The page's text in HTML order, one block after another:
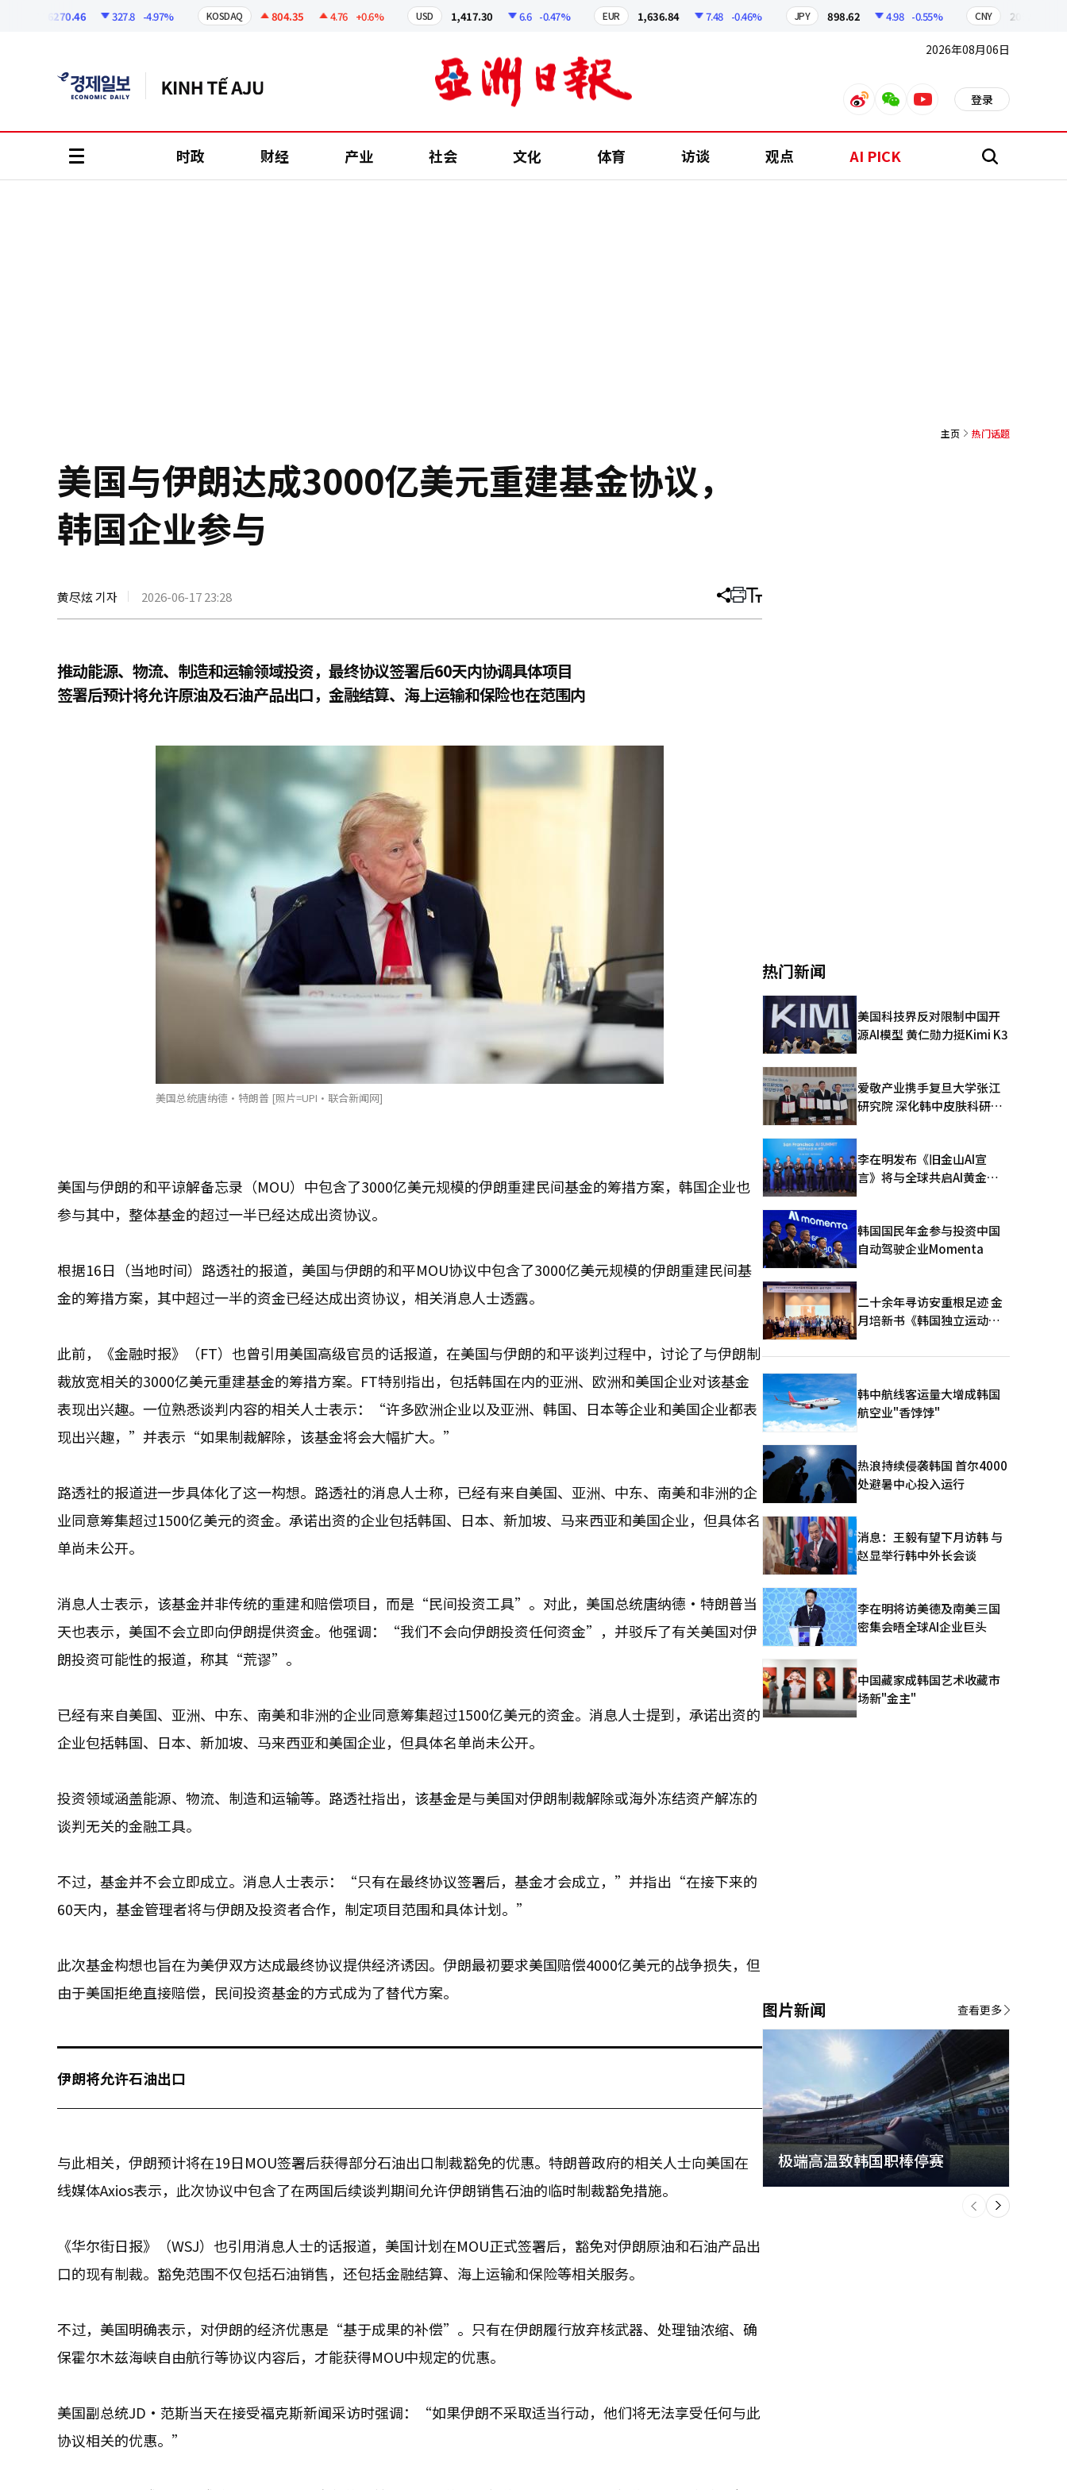
6270.46 327.8 -4.97% KOSDAQ 804.35 4.76 +0.6% USD 1,417.30 6.6 -0.47% EUR 1,636.84 7.48 -0.46% JPY 898.62 4.98 -0.55% CNY 209.98
2026年08月06日
weiboweixinyoutube 登录
时政 财经 产业 社会 文化 体育 访谈 观点 AI PICK 搜
主页 热门话题
美国与伊朗达成3000亿美元重建基金协议，
韩国企业参与
黄尽炫 기자 2026-06-17 23:28 分
文
打 调
大
推动能源、物流、制造和运输领域投资，最终协议签署后60天内协调具体项目
签署后预计将允许原油及石油产品出口，金融结算、海上运输和保险也在范围内
美国总统唐纳德·特朗普 [照片=UPI·联合新闻网]
美国与伊朗的和平谅解备忘录（MOU）中包含了3000亿美元规模的伊朗重建民间基金的筹措方案，韩国企业也
参与其中，整体基金的超过一半已经达成出资协议。
根据16日（当地时间）路透社的报道，美国与伊朗的和平MOU协议中包含了3000亿美元规模的伊朗重建民间基
金的筹措方案，其中超过一半的资金已经达成出资协议，相关消息人士透露。
此前，《金融时报》（FT）也曾引用美国高级官员的话报道，在美国与伊朗的和平谈判过程中，讨论了与伊朗制
裁放宽相关的3000亿美元重建基金的筹措方案。FT特别指出，包括韩国在内的亚洲、欧洲和美国企业对该基金
表现出兴趣。一位熟悉谈判内容的相关人士表示：“许多欧洲企业以及亚洲、韩国、日本等企业和美国企业都表
现出兴趣，”并表示“如果制裁解除，该基金将会大幅扩大。”
路透社的报道进一步具体化了这一构想。路透社的消息人士称，已经有来自美国、亚洲、中东、南美和非洲的企
业同意筹集超过1500亿美元的资金。承诺出资的企业包括韩国、日本、新加坡、马来西亚和美国企业，但具体名
单尚未公开。
消息人士表示，该基金并非传统的重建和赔偿项目，而是“民间投资工具”。对此，美国总统唐纳德·特朗普当
天也表示，美国不会立即向伊朗提供资金。他强调：“我们不会向伊朗投资任何资金”，并驳斥了有关美国对伊
朗投资可能性的报道，称其“荒谬”。
已经有来自美国、亚洲、中东、南美和非洲的企业同意筹集超过1500亿美元的资金。消息人士提到，承诺出资的
企业包括韩国、日本、新加坡、马来西亚和美国企业，但具体名单尚未公开。
投资领域涵盖能源、物流、制造和运输等。路透社指出，该基金是与美国对伊朗制裁解除或海外冻结资产解冻的
谈判无关的金融工具。
不过，基金并不会立即成立。消息人士表示：“只有在最终协议签署后，基金才会成立，”并指出“在接下来的
60天内，基金管理者将与伊朗及投资者合作，制定项目范围和具体计划。”
此次基金构想也旨在为美伊双方达成最终协议提供经济诱因。伊朗最初要求美国赔偿4000亿美元的战争损失，但
由于美国拒绝直接赔偿，民间投资基金的方式成为了替代方案。
伊朗将允许石油出口
与此相关，伊朗预计将在19日MOU签署后获得部分石油出口制裁豁免的优惠。特朗普政府的相关人士向美国在
线媒体Axios表示，此次协议中包含了在两国后续谈判期间允许伊朗销售石油的临时制裁豁免措施。
《华尔街日报》（WSJ）也引用消息人士的话报道，美国计划在MOU正式签署后，豁免对伊朗原油和石油产品出
口的现有制裁。豁免范围不仅包括石油销售，还包括金融结算、海上运输和保险等相关服务。
不过，美国明确表示，对伊朗的经济优惠是“基于成果的补偿”。只有在伊朗履行放弃核武器、处理铀浓缩、确
保霍尔木兹海峡自由航行等协议内容后，才能获得MOU中规定的优惠。
美国副总统JD·范斯当天在接受福克斯新闻采访时强调：“如果伊朗不采取适当行动，他们将无法享受任何与此
协议相关的优惠。”
热门新闻
美国科技界反对限制中国开
源AI模型 黄仁勋力挺Kimi K3
爱敬产业携手复旦大学张江
研究院 深化韩中皮肤科研合
李在明发布《旧金山AI宣
言》将与全球共启AI黄金时
韩国国民年金参与投资中国
自动驾驶企业Momenta
二十余年寻访安重根足迹 金
月培新书《韩国独立运动圣
版
韩中航线客运量大增成韩国
航空业"香饽饽"
热浪持续侵袭韩国 首尔4000
处避暑中心投入运行
消息：王毅有望下月访韩 与
赵显举行韩中外长会谈
李在明将访美德及南美三国
密集会晤全球AI企业巨头
中国藏家成韩国艺术收藏市
场新"金主"
图片新闻
极端高温致韩国职棒停赛
下
一
个
查看更多